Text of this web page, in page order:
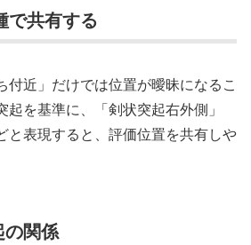
で共有する
付近」だけでは位置が曖昧になるこ
起を基準に、「剣状突起右外側」
と表現すると、評価位置を共有しや
の関係